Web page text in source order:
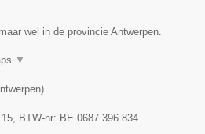
wel in de provincie Antwerpen.
▼
)
, BTW-nr: BE 0687.396.834